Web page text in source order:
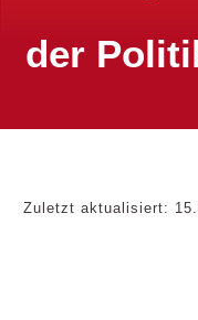
der
Zuletzt aktualisiert: